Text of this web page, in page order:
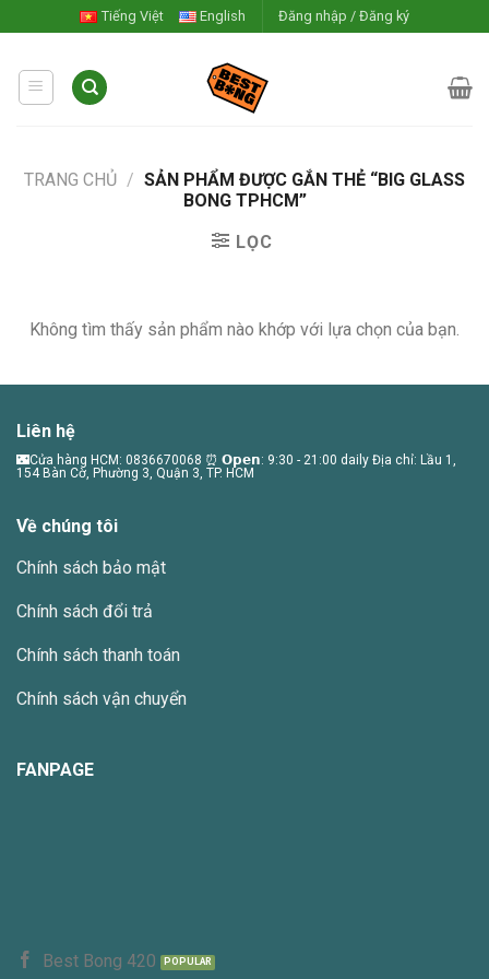
to
content
Tiếng Việt English Đăng nhập / Đăng ký
TRANG CHỦ / SẢN PHẨM ĐƯỢC GẮN THẺ “BIG GLASS
BONG TPHCM”
LỌC
Không tìm thấy sản phẩm nào khớp với lựa chọn của bạn.
Liên hệ
🌃Cửa hàng HCM: 0836670068 ⏰ 𝗢𝗽𝗲𝗻: 9:30 - 21:00 daily Địa chỉ: Lầu 1,
154 Bàn Cờ, Phường 3, Quận 3, TP. HCM
Về chúng tôi
Chính sách bảo mật
Chính sách đổi trả
Chính sách thanh toán
Chính sách vận chuyển
FANPAGE
Best Bong 420